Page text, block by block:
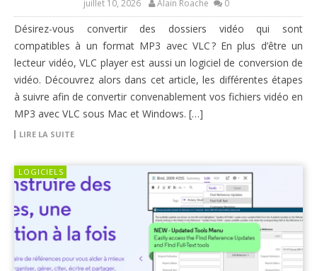
juillet 10, 2026 Alain Roache 0
Désirez-vous convertir des dossiers vidéo qui sont
compatibles à un format MP3 avec VLC ? En plus d’être un
lecteur vidéo, VLC player est aussi un logiciel de conversion de
vidéo. Découvrez alors dans cet article, les différentes étapes
à suivre afin de convertir convenablement vos fichiers vidéo en
MP3 avec VLC sous Mac et Windows. […]
LIRE LA SUITE
LOGICIELS